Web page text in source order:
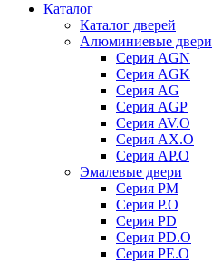
Каталог
Каталог дверей
Алюминиевые двери
Серия AGN
Серия AGK
Серия AG
Серия AGP
Серия AV.O
Серия AX.O
Серия AP.O
Эмалевые двери
Серия PM
Серия P.O
Серия PD
Серия PD.O
Серия PE.O